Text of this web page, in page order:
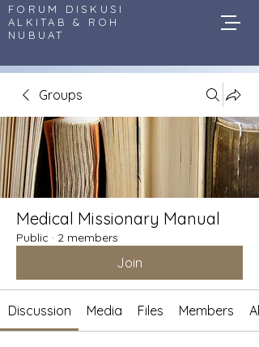
FORUM DISKUSI
ALKITAB & ROH
NUBUAT
Groups
Medical Missionary Manual
Public · 2 members
Join
Discussion Media Files Members